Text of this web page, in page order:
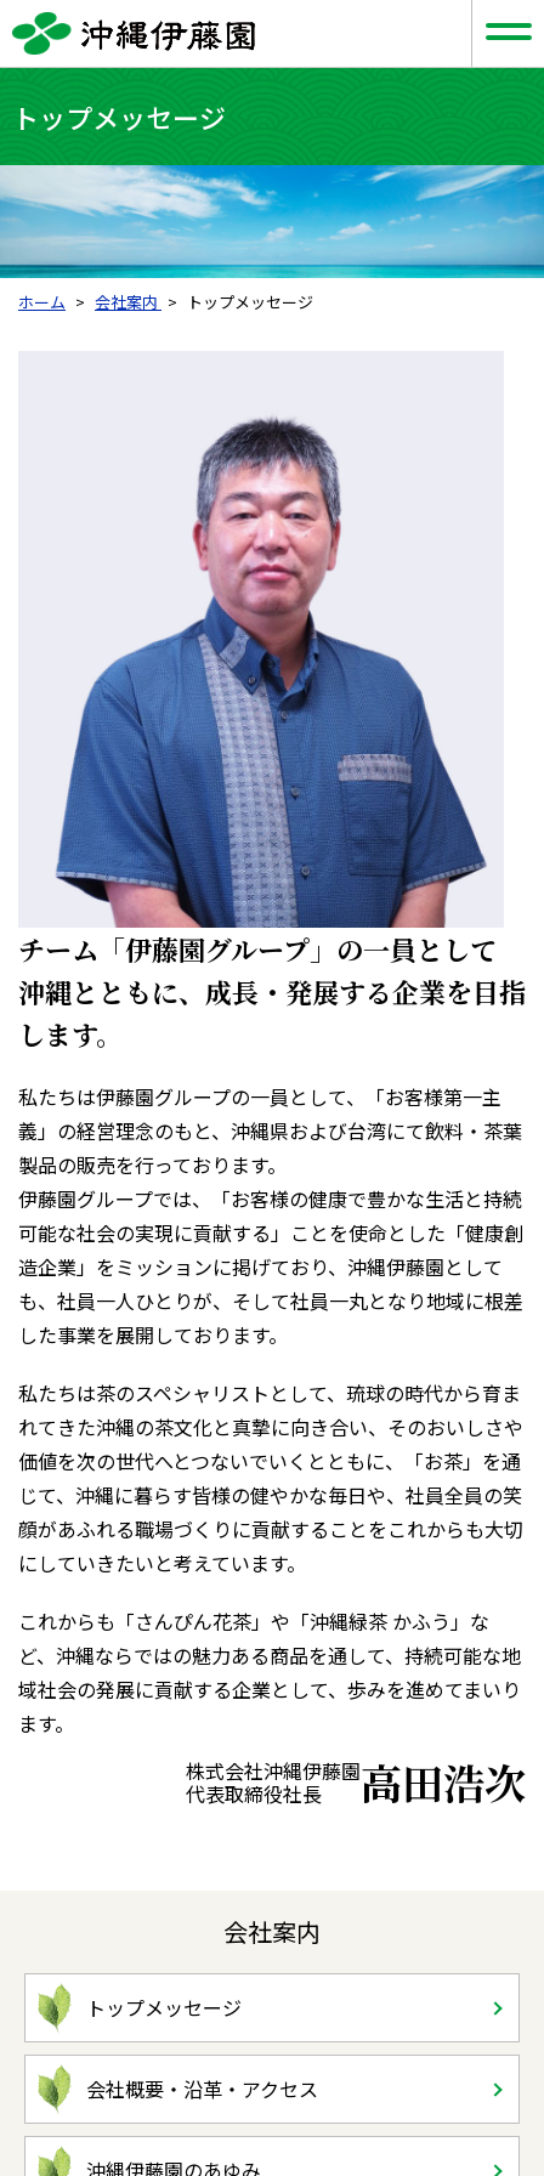
トップメッセージ
ホーム 会社案内 トップメッセージ
チーム「伊藤園グループ」の一員として
沖縄とともに、成長・発展する企業を目指
します。
私たちは伊藤園グループの一員として、「お客様第一主
義」の経営理念のもと、沖縄県および台湾にて飲料・茶葉
製品の販売を行っております。
伊藤園グループでは、「お客様の健康で豊かな生活と持続
可能な社会の実現に貢献する」ことを使命とした「健康創
造企業」をミッションに掲げており、沖縄伊藤園として
も、社員一人ひとりが、そして社員一丸となり地域に根差
した事業を展開しております。
私たちは茶のスペシャリストとして、琉球の時代から育ま
れてきた沖縄の茶文化と真摯に向き合い、そのおいしさや
価値を次の世代へとつないでいくとともに、「お茶」を通
じて、沖縄に暮らす皆様の健やかな毎日や、社員全員の笑
顔があふれる職場づくりに貢献することをこれからも大切
にしていきたいと考えています。
これからも「さんぴん花茶」や「沖縄緑茶 かふう」な
ど、沖縄ならではの魅力ある商品を通して、持続可能な地
域社会の発展に貢献する企業として、歩みを進めてまいり
ます。
株式会社沖縄伊藤園
代表取締役社長 高田浩次
会社案内
トップメッセージ
会社概要・沿革・アクセス
沖縄伊藤園のあゆみ